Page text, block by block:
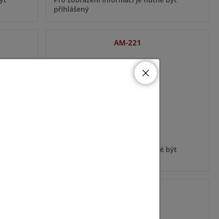
přihlášený
AM-221
Pro zobrazení informací je nutné být